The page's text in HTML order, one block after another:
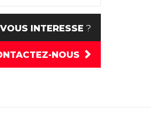
VOUS INTERESSE ?
NOUS